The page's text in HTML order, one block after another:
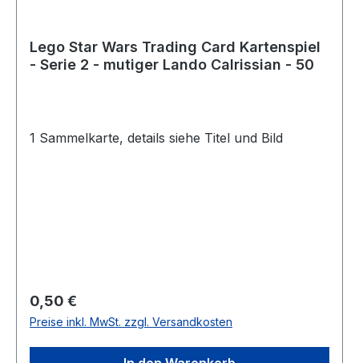
Lego Star Wars Trading Card Kartenspiel
- Serie 2 - mutiger Lando Calrissian - 50
1 Sammelkarte, details siehe Titel und Bild
Regulärer Preis:
0,50 €
Preise inkl. MwSt. zzgl. Versandkosten